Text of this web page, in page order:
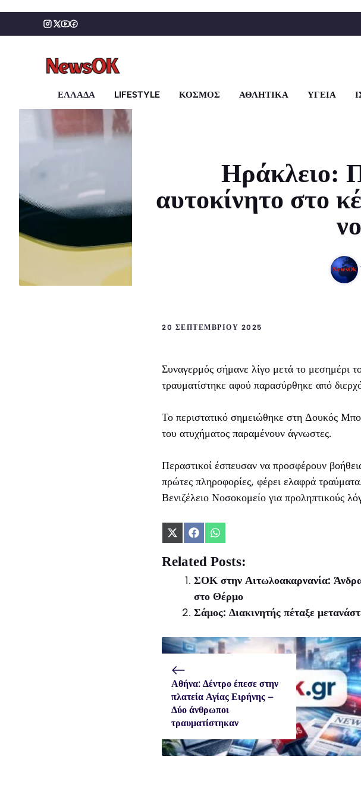
περιεχόμενο
ΕΛΛΑΔΑ LIFESTYLE ΚΟΣΜΟΣ ΑΘΛΗΤΙΚΑ ΥΓΕΙΑ
Ηράκλειο:
αυτοκίνητο στο
20 ΣΕΠΤΕΜΒΡΊΟΥ 2025
Συναγερμός σήμανε λίγο μετά το μεσημέρι
τραυματίστηκε αφού παρασύρθηκε από
Το περιστατικό σημειώθηκε στη Δουκός
του ατυχήματος παραμένουν άγνωστες.
Περαστικοί έσπευσαν να προσφέρουν
πρώτες πληροφορίες, φέρει ελαφρά
Βενιζέλειο Νοσοκομείο για προληπτικούς
Share
X
(Twitter)
Share
Facebook
Share
WhatsApp
Related Posts:
ΣΟΚ στην Αιτωλοακαρνανία:
στο Θέρμο
Σάμος: Διακινητής πέταξε
Αθήνα: Δέντρο έπεσε στην
πλατεία Αγίας Ειρήνης –
Δύο άνθρωποι
τραυματίστηκαν